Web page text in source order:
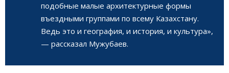
подобные малые архитектурные формы
въездными группами по всему Казахстану.
Ведь это и география, и история, и культура»,
— рассказал Мужубаев.